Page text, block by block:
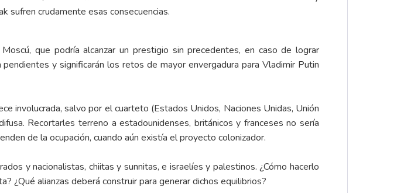
sufren crudamente esas consecuencias.
que podría alcanzar un prestigio sin precedentes, en caso de lograr
y significarán los retos de mayor envergadura para Vladimir Putin
involucrada, salvo por el cuarteto (Estados Unidos, Naciones Unidas, Unión
Recortarles terreno a estadounidenses, británicos y franceses no sería
de la ocupación, cuando aún existía el proyecto colonizador.
y nacionalistas, chiitas y sunnitas, e israelíes y palestinos. ¿Cómo hacerlo
¿Qué alianzas deberá construir para generar dichos equilibrios?